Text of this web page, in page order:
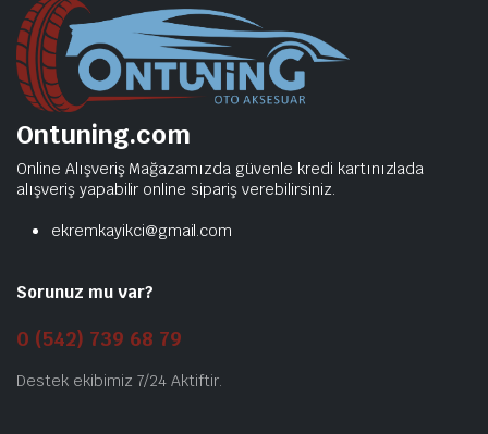
Ontuning.com
Online Alışveriş Mağazamızda güvenle kredi kartınızlada
alışveriş yapabilir online sipariş verebilirsiniz.
ekremkayikci@gmail.com
Sorunuz mu var?
0 (542) 739 68 79
Destek ekibimiz 7/24 Aktiftir.